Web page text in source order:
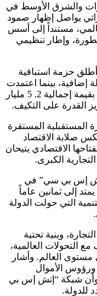
والشرق الأوسط في
يواصل إظهار صمود
مستنداً إلى أسس
وإطار تنظيمي
حزمة استباقية
إضافية، بينما اعتمدت
دبي حزمتين لدعم الاقتصاد والقطاع الخاص بقيمة إجمالية 2. 5 مليار
القدرة على التكيف.
المستقبلية المستقرة
صلابة الاقتصاد
الاقتصادي يتيحان
الكبرى.
إس بي سي” في
إلى ثمانين عاماً
التي حولت الدولة
وبنية تحتية
التحولات العالمية،
مستوى العالم. وأشار
ورؤوس الأموال
وأن شبكة “إتش إس بي
للدولة.